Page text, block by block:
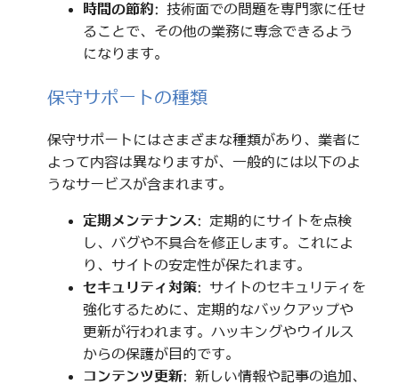
時間の節約: 技術面での問題を専門家に任せ
ることで、その他の業務に専念できるよう
になります。
保守サポートの種類
保守サポートにはさまざまな種類があり、業者に
よって内容は異なりますが、一般的には以下のよ
うなサービスが含まれます。
定期メンテナンス: 定期的にサイトを点検
し、バグや不具合を修正します。これによ
り、サイトの安定性が保たれます。
セキュリティ対策: サイトのセキュリティを
強化するために、定期的なバックアップや
更新が行われます。ハッキングやウイルス
からの保護が目的です。
コンテンツ更新: 新しい情報や記事の追加、